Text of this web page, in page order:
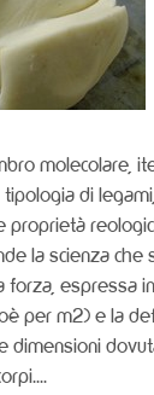
molecolare,
di
proprietà
la scienza che
forza, espressa
per m2) e la
dimensioni